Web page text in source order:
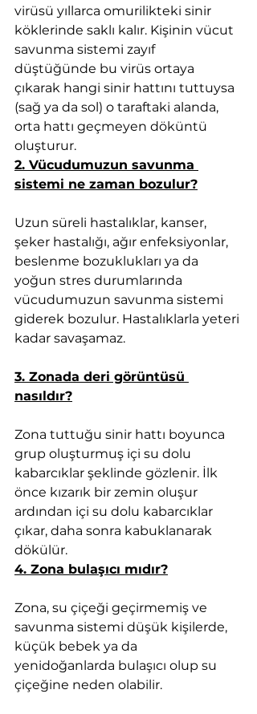
virüsü yıllarca omurilikteki sinir
köklerinde saklı kalır. Kişinin vücut
savunma sistemi zayıf
düştüğünde bu virüs ortaya
çıkarak hangi sinir hattını tuttuysa
(sağ ya da sol) o taraftaki alanda,
orta hattı geçmeyen döküntü
oluşturur.
2. Vücudumuzun savunma
sistemi ne zaman bozulur?
Uzun süreli hastalıklar, kanser,
şeker hastalığı, ağır enfeksiyonlar,
beslenme bozuklukları ya da
yoğun stres durumlarında
vücudumuzun savunma sistemi
giderek bozulur. Hastalıklarla yeteri
kadar savaşamaz.
3. Zonada deri görüntüsü
nasıldır?
Zona tuttuğu sinir hattı boyunca
grup oluşturmuş içi su dolu
kabarcıklar şeklinde gözlenir. İlk
önce kızarık bir zemin oluşur
ardından içi su dolu kabarcıklar
çıkar, daha sonra kabuklanarak
dökülür.
4. Zona bulaşıcı mıdır?
Zona, su çiçeği geçirmemiş ve
savunma sistemi düşük kişilerde,
küçük bebek ya da
yenidoğanlarda bulaşıcı olup su
çiçeğine neden olabilir.